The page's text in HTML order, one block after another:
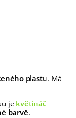
plastu. Má
je květináč
barvě.